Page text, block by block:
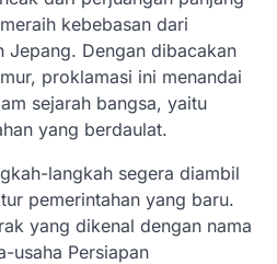
kebebasan dari
Jepang. Dengan dibacakan
proklamasi ini menandai
sejarah bangsa, yaitu
yang berdaulat.
langkah segera diambil
pemerintahan yang baru.
yang dikenal dengan nama
usaha Persiapan